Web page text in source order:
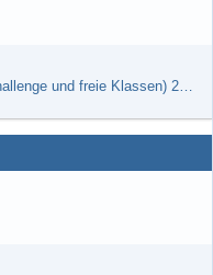
Race Night in Lauba (LRP Offroad Challenge und freie Klassen) 25/26.08